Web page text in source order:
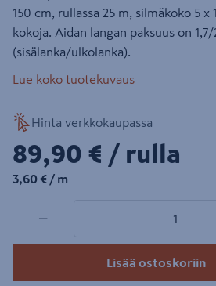
150 cm, rullassa 25 m, silmäkoko 5 x
kokoja. Aidan langan paksuus on
(sisälanka/ulkolanka).
Lue koko tuotekuvaus
Hinta verkkokaupassa
89,90€/rulla
89,90 € / rulla
3,60€/m
3,60 € / m
−
Lisää ostoskoriin